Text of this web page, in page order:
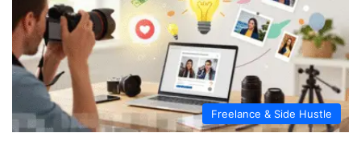
Freelance & Side Hustle